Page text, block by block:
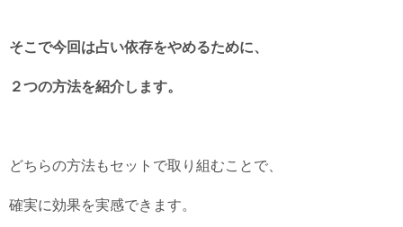
そこで今回は占い依存をやめるために、
２つの方法を紹介します。
どちらの方法もセットで取り組むことで、
確実に効果を実感できます。